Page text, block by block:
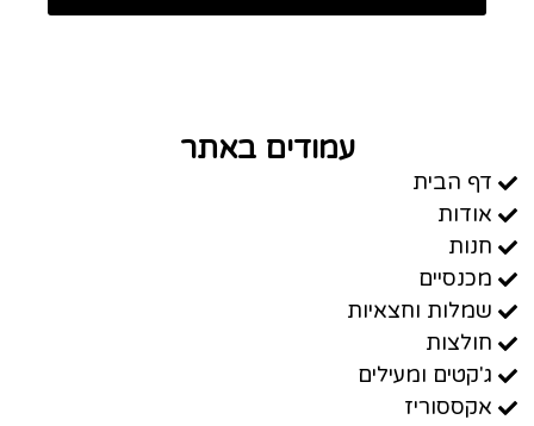
עמודים באתר
דף הבית
אודות
חנות
מכנסיים
שמלות וחצאיות
חולצות
ג'קטים ומעילים
אקססוריז